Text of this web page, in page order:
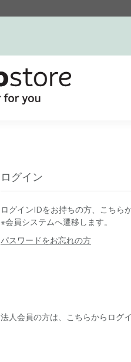
ログイン
ログインIDをお持ちの方、こちら
※会員システムへ遷移します。
パスワードをお忘れの方
法人会員の方は、こちらからログ